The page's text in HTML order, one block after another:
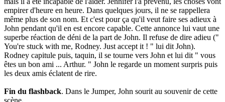
empirer d'heure en heure. Dans quelques jours, il ne se rappellera
même plus de son nom. Et c'est pour ça qu'il veut faire ses adieux à
John pendant qu'il en est encore capable. Cette annonce lui vaut une
superbe réaction de déni de la part de John. Il refuse de dire adieu ("
You're stuck with me, Rodney. Just accept it ! " lui dit John).
Rodney capitule puis, taquin, il se tourne vers John et lui dit " vous
êtes un bon ami ... Arthur. " John le regarde un moment surpris puis
les deux amis éclatent de rire.
Fin du flashback. Dans le Jumper, John sourit au souvenir de cette
scène.